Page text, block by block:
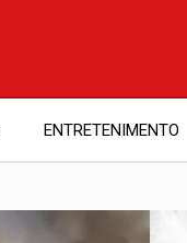
ENTRETENIMENTO